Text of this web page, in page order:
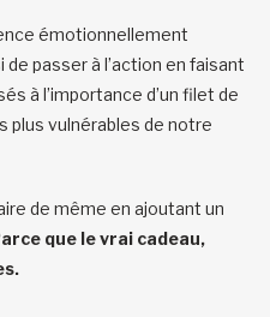
émotionnellement
passer à l’action en faisant
à l’importance d’un filet de
plus vulnérables de notre
de même en ajoutant un
que le vrai cadeau,